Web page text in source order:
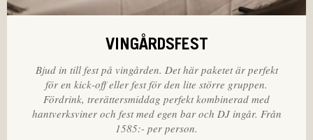
VINGÅRDSFEST
Bjud in till fest på vingården. Det här paketet är perfekt
för en kick-off eller fest för den lite större gruppen.
Fördrink, trerättersmiddag perfekt kombinerad med
hantverksviner och fest med egen bar och DJ ingår. Från
1585:- per person.